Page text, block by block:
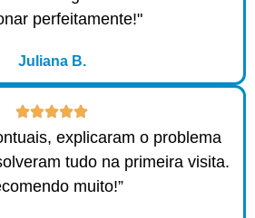
perfeitamente!"
Juliana B.
explicaram o problema
tudo na primeira visita.
muito!”